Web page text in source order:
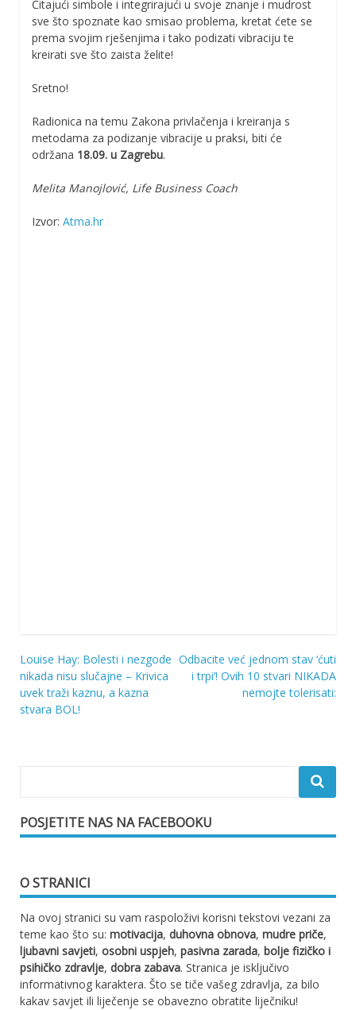
Čitajući simbole i integrirajući u svoje znanje i mudrost
sve što spoznate kao smisao problema, kretat ćete se
prema svojim rješenjima i tako podizati vibraciju te
kreirati sve što zaista želite!
Sretno!
Radionica na temu Zakona privlačenja i kreiranja s
metodama za podizanje vibracije u praksi, biti će
održana 18.09. u Zagrebu.
Melita Manojlović, Life Business Coach
Izvor: Atma.hr
Navigacija
objava
Louise Hay: Bolesti i nezgode
nikada nisu slučajne – Krivica
uvek traži kaznu, a kazna
stvara BOL!
Odbacite već jednom stav ‘ćuti
i trpi’! Ovih 10 stvari NIKADA
nemojte tolerisati:
POSJETITE NAS NA FACEBOOKU
O STRANICI
Na ovoj stranici su vam raspoloživi korisni tekstovi vezani za
teme kao što su: motivacija, duhovna obnova, mudre priče,
ljubavni savjeti, osobni uspjeh, pasivna zarada, bolje fizičko i
psihičko zdravlje, dobra zabava. Stranica je isključivo
informativnog karaktera. Što se tiče vašeg zdravlja, za bilo
kakav savjet ili liječenje se obavezno obratite liječniku!